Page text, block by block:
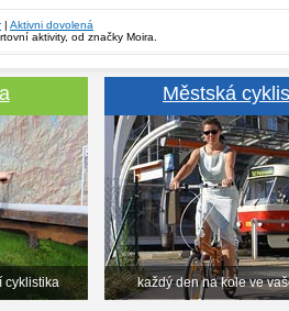
| Aktivni dovolená
aktivity, od značky Moira.
cyklistika
Městská
každý den na kole ve